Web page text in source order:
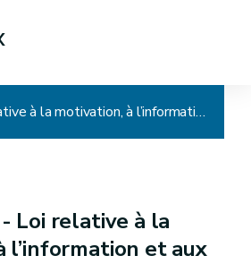
Loi relative à la motivation, à l’information et aux voies de recours en matière de marchés publics, de certains marchés de travaux, de fournitures et de services et de concessions (modifié par la Loi du 16/02/2017, art.2, ancien intitulé : Loi du 17 juin 2013 relative à la motivation, à l'information et aux voies de recours en matière de marchés publics et de certains marchés de travaux, de fournitures et de services)
Loi relative à la
l’information et aux